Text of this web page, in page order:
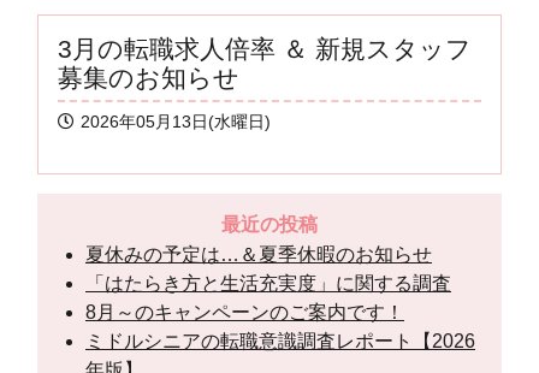
3月の転職求人倍率 ＆ 新規スタッフ
募集のお知らせ
2026年05月13日(水曜日)
最近の投稿
夏休みの予定は…＆夏季休暇のお知らせ
「はたらき方と生活充実度」に関する調査
8月～のキャンペーンのご案内です！
ミドルシニアの転職意識調査レポート【2026